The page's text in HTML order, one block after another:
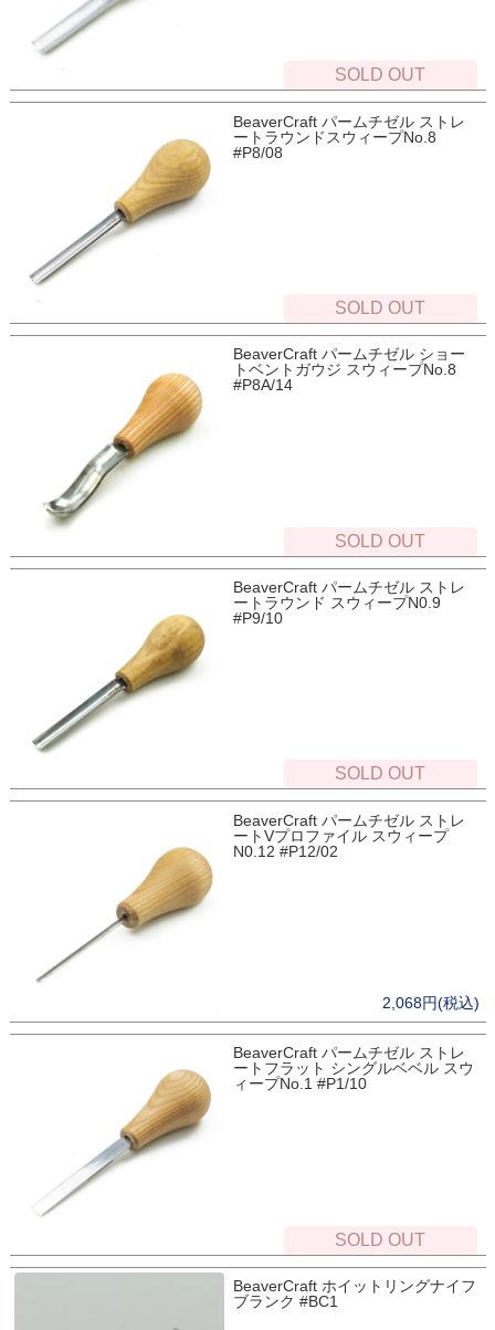
SOLD OUT
BeaverCraft パームチゼル ストレ
ートラウンドスウィープNo.8
#P8/08
SOLD OUT
BeaverCraft パームチゼル ショー
トベントガウジ スウィープNo.8
#P8A/14
SOLD OUT
BeaverCraft パームチゼル ストレ
ートラウンド スウィープN0.9
#P9/10
SOLD OUT
BeaverCraft パームチゼル ストレ
ートVプロファイル スウィープ
N0.12 #P12/02
2,068円(税込)
BeaverCraft パームチゼル ストレ
ートフラット シングルベベル スウ
ィープNo.1 #P1/10
SOLD OUT
BeaverCraft ホイットリングナイフ
ブランク #BC1